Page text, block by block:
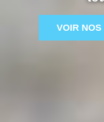
VOIR